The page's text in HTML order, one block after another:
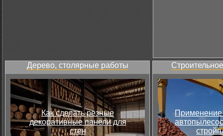
Дерево, столярные работы
Как сделать резные
декоративные панели для
стен
Применение